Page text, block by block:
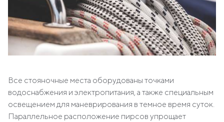
Все стояночные места оборудованы точками
водоснабжения и электропитания, а также специальным
освещением для маневрирования в темное время суток.
Параллельное расположение пирсов упрощает